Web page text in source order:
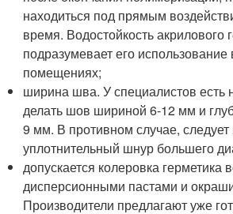
находиться под прямым
время. Водостойкость акрилового
подразумевает его
помещениях;
ширина шва. У специалистов есть
делать шов шириной 6-12 мм и
9 мм. В противном случае,
уплотнительный шнур большего
допускается колеровка герметика
дисперсионными пастами и
Производители предлагают уже